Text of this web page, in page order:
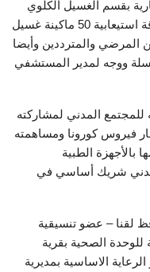
بقسم الغسيل الكلوي
الجديد بتكلفة 1,5 مليون جنيه تقريبا بطاقة استيعابية 50 ماكينة غسيل
والمترددين وأيضا
ووجه لمدير المستشفي
المدني لمشاركته
فيروس كورونا ومساهمته
الطبية
شريك أساسي في
لقنا – عضو تنسيقية
الصحية بقرية
الاساسية بمديرية